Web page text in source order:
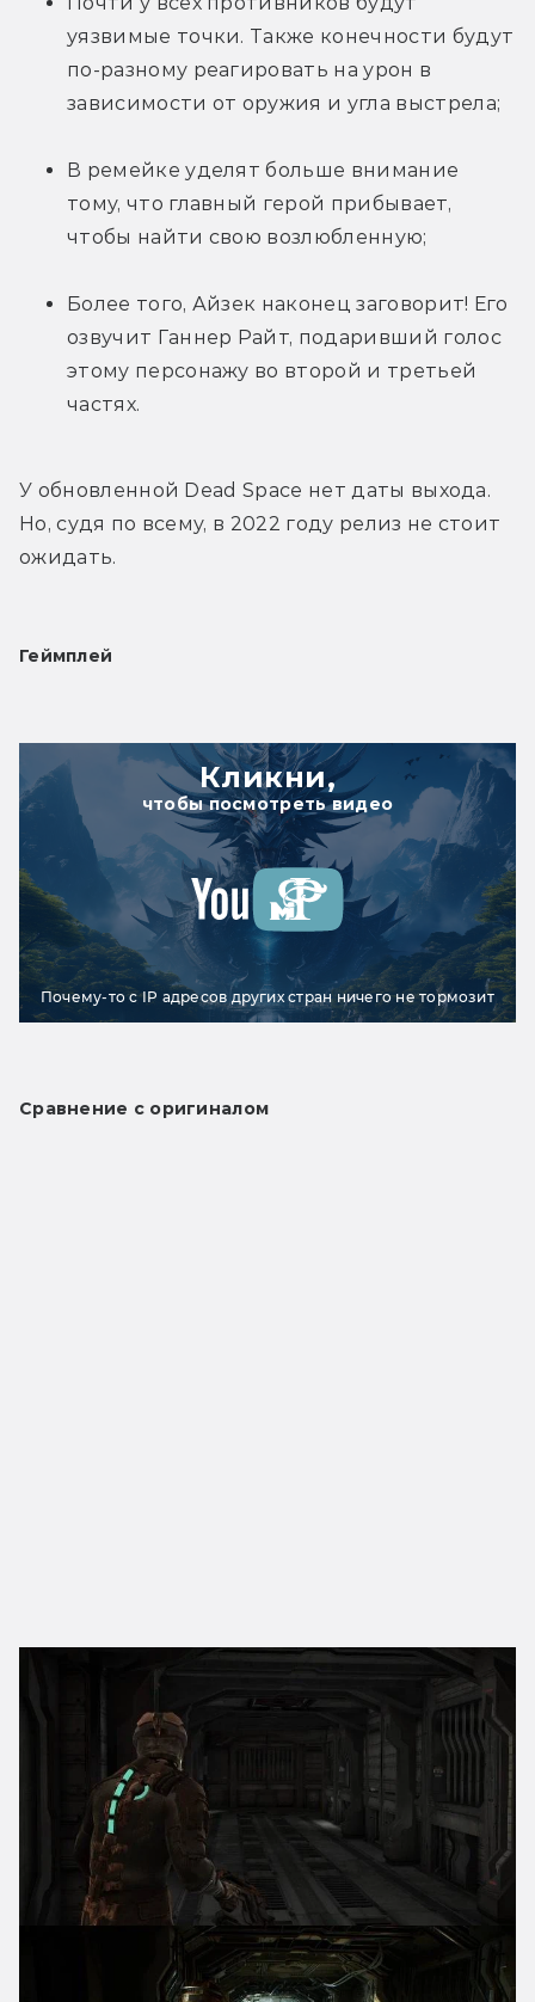
уязвимые точки. Также конечности будут
по-разному реагировать на урон в
зависимости от оружия и угла выстрела;
В ремейке уделят больше внимание
тому, что главный герой прибывает,
чтобы найти свою возлюбленную;
Более того, Айзек наконец заговорит! Его
озвучит Ганнер Райт, подаривший голос
этому персонажу во второй и третьей
частях.
У обновленной Dead Space нет даты выхода.
Но, судя по всему, в 2022 году релиз не стоит
ожидать.
Геймплей
Кликни,
чтобы посмотреть видео
Почему-то с IP адресов других стран ничего не тормозит
Сравнение с оригиналом